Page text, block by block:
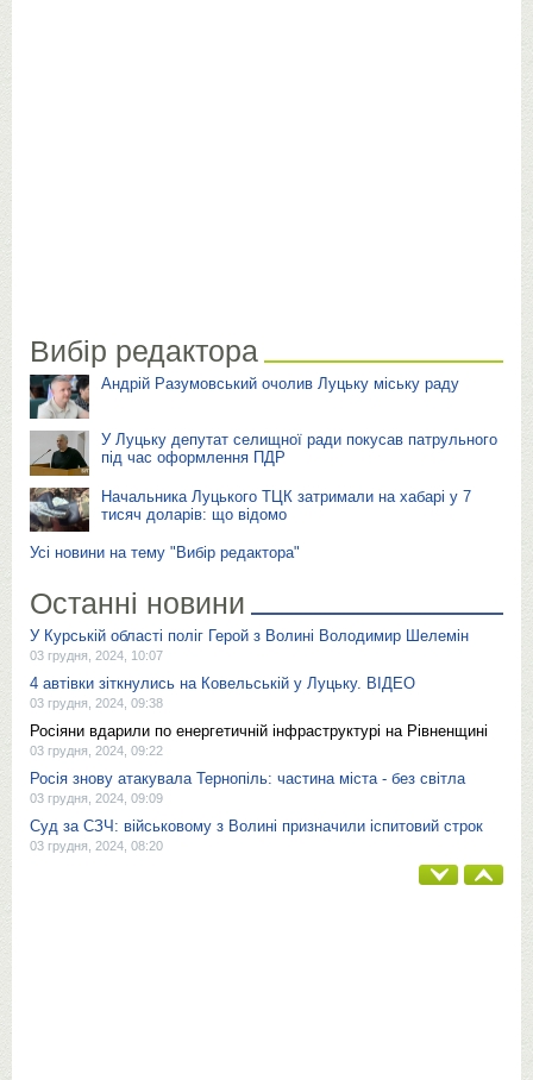
Вибір редактора
Андрій Разумовський очолив Луцьку міську раду
У Луцьку депутат селищної ради покусав патрульного
під час оформлення ПДР
Начальника Луцького ТЦК затримали на хабарі у 7
тисяч доларів: що відомо
Усі новини на тему "Вибір редактора"
Останні новини
У Курській області поліг Герой з Волині Володимир Шелемін
03 грудня, 2024, 10:07
4 автівки зіткнулись на Ковельській у Луцьку. ВІДЕО
03 грудня, 2024, 09:38
Росіяни вдарили по енергетичній інфраструктурі на Рівненщині
03 грудня, 2024, 09:22
Росія знову атакувала Тернопіль: частина міста - без світла
03 грудня, 2024, 09:09
Суд за СЗЧ: військовому з Волині призначили іспитовий строк
03 грудня, 2024, 08:20